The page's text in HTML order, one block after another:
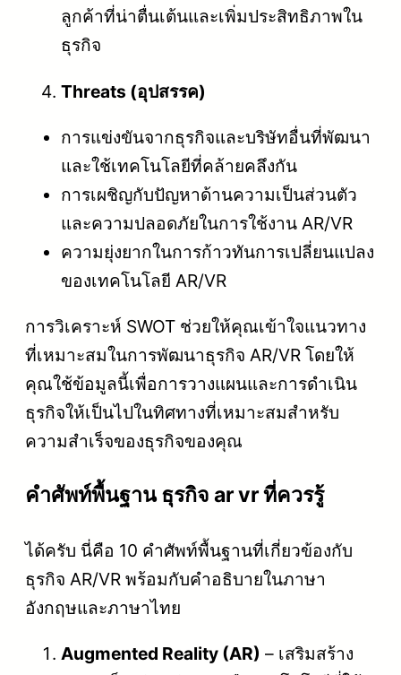
ลูกค้าที่น่าตื่นเต้นและเพิ่มประสิทธิภาพใน
ธุรกิจ
Threats (อุปสรรค)
การแข่งขันจากธุรกิจและบริษัทอื่นที่พัฒนา
และใช้เทคโนโลยีที่คล้ายคลึงกัน
การเผชิญกับปัญหาด้านความเป็นส่วนตัว
และความปลอดภัยในการใช้งาน AR/VR
ความยุ่งยากในการก้าวทันการเปลี่ยนแปลง
ของเทคโนโลยี AR/VR
การวิเคราะห์ SWOT ช่วยให้คุณเข้าใจแนวทาง
ที่เหมาะสมในการพัฒนาธุรกิจ AR/VR โดยให้
คุณใช้ข้อมูลนี้เพื่อการวางแผนและการดำเนิน
ธุรกิจให้เป็นไปในทิศทางที่เหมาะสมสำหรับ
ความสำเร็จของธุรกิจของคุณ
คําศัพท์พื้นฐาน ธุรกิจ ar vr ที่ควรรู้
ได้ครับ นี่คือ 10 คำศัพท์พื้นฐานที่เกี่ยวข้องกับ
ธุรกิจ AR/VR พร้อมกับคำอธิบายในภาษา
อังกฤษและภาษาไทย
Augmented Reality (AR) – เสริมสร้าง